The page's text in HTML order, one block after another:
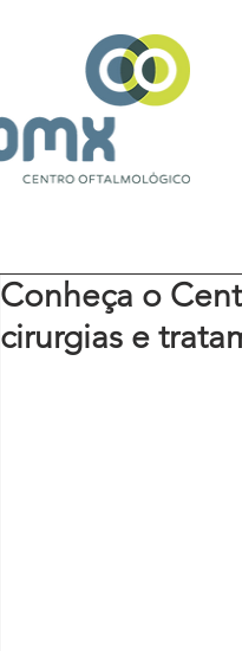
Conheça o
cirurgias e